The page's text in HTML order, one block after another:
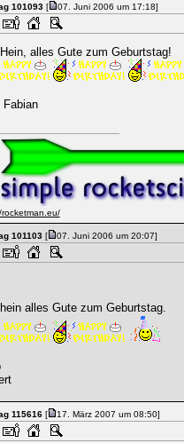
101093[ 07. Juni 2006 um 17:18]
alles Gute zum Geburtstag!
Fabian
rocketman.eu/
101103[ 07. Juni 2006 um 20:07]
alles Gute zum Geburtstag.
115616[ 17. März 2007 um 08:50]